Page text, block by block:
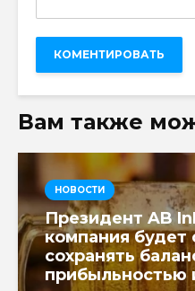
Вам также
НОВОСТИ
Президент AB
компания будет
сохранять
прибыльностью